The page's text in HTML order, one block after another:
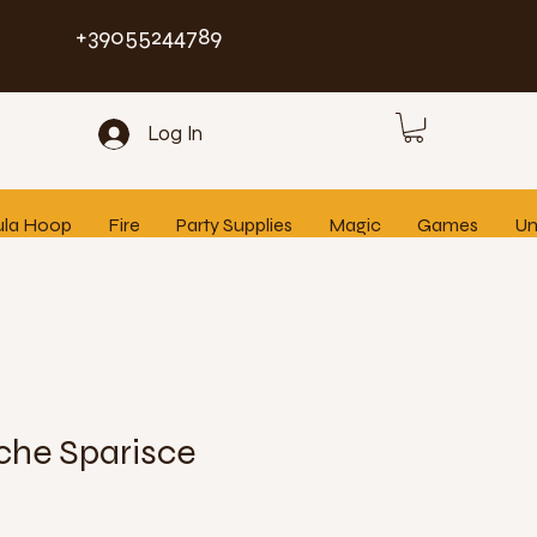
+39055244789
Log In
Hoop Fire Party Supplies Magic Games
Sparisce